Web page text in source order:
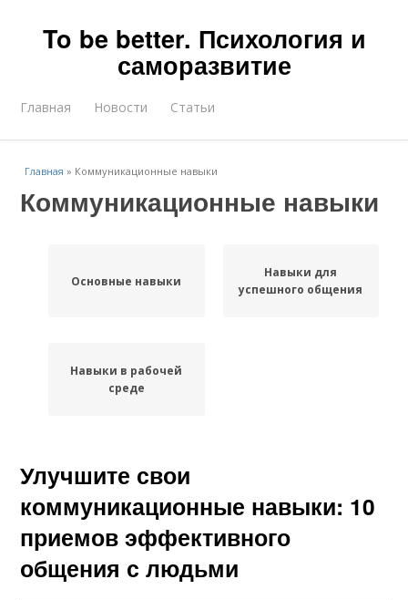
To be better. Психология и
саморазвитие
Главная Новости Статьи
Главная » Коммуникационные навыки
Коммуникационные навыки
Основные навыки
Навыки для
успешного общения
Навыки в рабочей
среде
Улучшите свои
коммуникационные навыки: 10
приемов эффективного
общения с людьми